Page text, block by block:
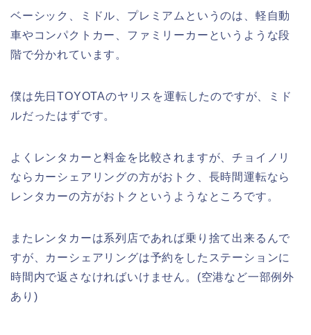
ベーシック、ミドル、プレミアムというのは、軽自動
車やコンパクトカー、ファミリーカーというような段
階で分かれています。
僕は先日TOYOTAのヤリスを運転したのですが、ミド
ルだったはずです。
よくレンタカーと料金を比較されますが、チョイノリ
ならカーシェアリングの方がおトク、長時間運転なら
レンタカーの方がおトクというようなところです。
またレンタカーは系列店であれば乗り捨て出来るんで
すが、カーシェアリングは予約をしたステーションに
時間内で返さなければいけません。(空港など一部例外
あり)